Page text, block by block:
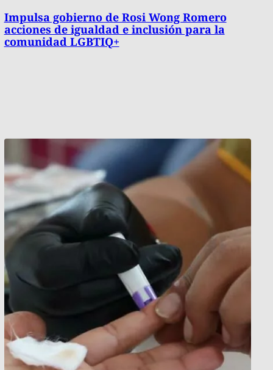
Impulsa gobierno de Rosi Wong Romero
acciones de igualdad e inclusión para la
comunidad LGBTIQ+